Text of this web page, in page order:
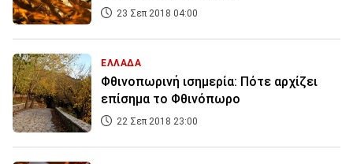
23 Σεπ 2018 04:00
ΕΛΛΑΔΑ
Φθινοπωρινή ισημερία: Πότε αρχίζει
επίσημα το Φθινόπωρο
22 Σεπ 2018 23:00